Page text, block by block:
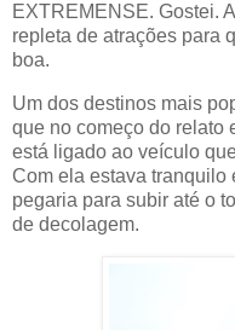
EXTREMENSE. Gostei.
repleta de atrações para
boa.
Um dos destinos mais
que no começo do relato
está ligado ao veículo
Com ela estava tranquilo
pegaria para subir até o
de decolagem.